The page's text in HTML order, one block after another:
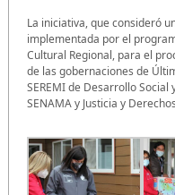
La iniciativa, que consideró
implementada por el
Cultural Regional, para el
de las gobernaciones de
SEREMI de Desarrollo
SENAMA y Justicia y